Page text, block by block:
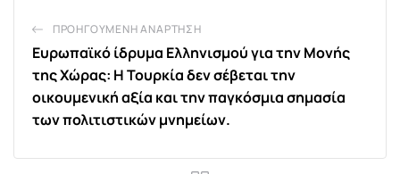
ΠΡΟΗΓΟΎΜΕΝΗ ΑΝΆΡΤΗΣΗ
Ευρωπαϊκό ίδρυμα Ελληνισμού για την Μονής
της Χώρας: Η Τουρκία δεν σέβεται την
οικουμενική αξία και την παγκόσμια σημασία
των πολιτιστικών μνημείων.